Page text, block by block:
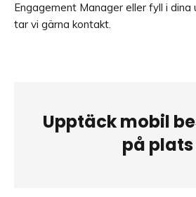
Engagement Manager eller fyll i
tar vi gärna kontakt.
Upptäck mobil
på plats